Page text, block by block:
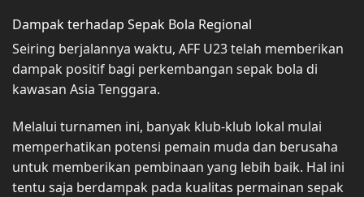
Dampak terhadap Sepak Bola Regional
Seiring berjalannya waktu, AFF U23 telah memberikan
dampak positif bagi perkembangan sepak bola di
kawasan Asia Tenggara.
Melalui turnamen ini, banyak klub-klub lokal mulai
memperhatikan potensi pemain muda dan berusaha
untuk memberikan pembinaan yang lebih baik. Hal ini
tentu saja berdampak pada kualitas permainan sepak